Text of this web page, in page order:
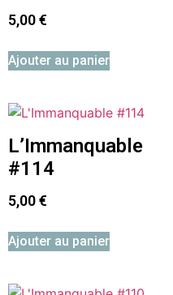
5,00€
Ajouter au panier
L’Immanquable
#114
5,00€
Ajouter au panier